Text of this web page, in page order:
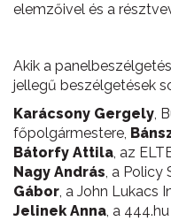
elemzőivel és a
Akik a
jellegű beszélgetések
Karácsony Gergely,
főpolgármestere,
Bátorfy Attila, az
Nagy András, a Policy
Gábor, a John Lukacs
Jelinek Anna, a